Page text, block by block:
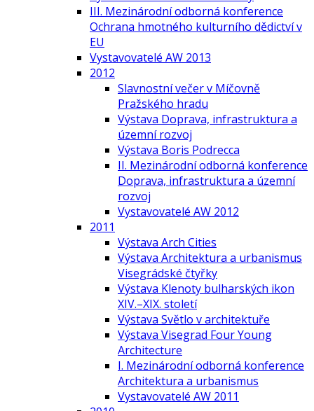
III. Mezinárodní odborná konference
Ochrana hmotného kulturního dědictví v
EU
Vystavovatelé AW 2013
2012
Slavnostní večer v Míčovně
Pražského hradu
Výstava Doprava, infrastruktura a
územní rozvoj
Výstava Boris Podrecca
II. Mezinárodní odborná konference
Doprava, infrastruktura a územní
rozvoj
Vystavovatelé AW 2012
2011
Výstava Arch Cities
Výstava Architektura a urbanismus
Visegrádské čtyřky
Výstava Klenoty bulharských ikon
XIV.–XIX. století
Výstava Světlo v architektuře
Výstava Visegrad Four Young
Architecture
I. Mezinárodní odborná konference
Architektura a urbanismus
Vystavovatelé AW 2011